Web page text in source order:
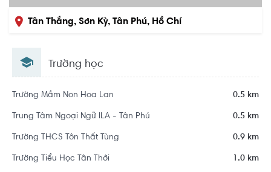
Tân Thắng, Sơn Kỳ, Tân Phú, Hồ Chí
Trường học
Trường Mầm Non Hoa Lan 0.5 km
Trung Tâm Ngoại Ngữ ILA - Tân Phú 0.5 km
Trường THCS Tôn Thất Tùng 0.9 km
Trường Tiểu Học Tân Thới 1.0 km